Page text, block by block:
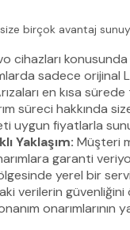
birçok avantaj
cihazları
sadece orijinal
en kısa
süreci hakkında
uygun fiyatlarla
Yaklaşım: Müşteri
garanti
yerel bir
verilerin